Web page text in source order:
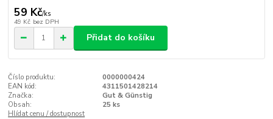
59 Kč/ks
49 Kč bez DPH
Přidat do košíku
Číslo produktu:
0000000424
EAN kód:
4311501428214
Značka:
Gut & Günstig
Obsah:
25 ks
Hlídat cenu / dostupnost